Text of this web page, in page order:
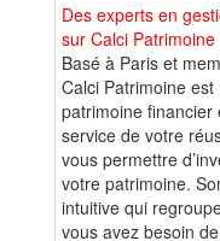
Des experts en
sur Calci Patrimoine
Basé à Paris et
Calci Patrimoine
patrimoine financier
service de votre
vous permettre
votre patrimoine.
intuitive qui
vous avez besoin